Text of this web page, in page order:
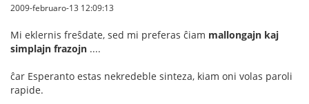
2009-februaro-13 12:09:13
Mi eklernis freŝdate, sed mi preferas ĉiam mallongajn kaj
simplajn frazojn ....
ĉar Esperanto estas nekredeble sinteza, kiam oni volas paroli
rapide.